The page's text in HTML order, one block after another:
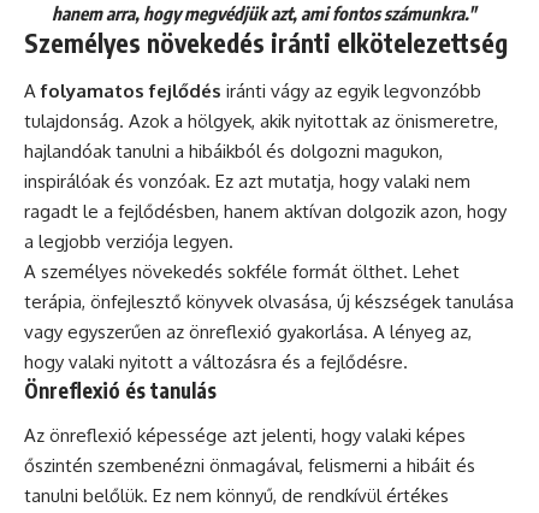
hanem arra, hogy megvédjük azt, ami fontos számunkra."
Személyes növekedés iránti elkötelezettség
Afolyamatos fejlődés iránti vágy az egyik legvonzóbb
tulajdonság. Azok a hölgyek, akik nyitottak az önismeretre,
hajlandóak tanulni a hibáikból és dolgozni magukon,
inspirálóak és vonzóak. Ez azt mutatja, hogy valaki nem
ragadt le a fejlődésben, hanem aktívan dolgozik azon, hogy
a legjobb verziója legyen.
A személyes növekedés sokféle formát ölthet. Lehet
terápia, önfejlesztő könyvek olvasása, új készségek tanulása
vagy egyszerűen az önreflexió gyakorlása. A lényeg az,
hogy valaki nyitott a változásra és a fejlődésre.
Önreflexió és tanulás
Az önreflexió képessége azt jelenti, hogy valaki képes
őszintén szembenézni önmagával, felismerni a hibáit és
tanulni belőlük. Ez nem könnyű, de rendkívül értékes